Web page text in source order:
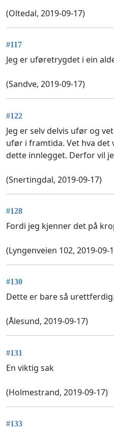
(Oltedal, 2019-09-17)
#117
Jeg er uføretrygdet i ein
(Sandve, 2019-09-17)
#122
Jeg er selv delvis ufør og
ufør i framtida. Vet hva det
dette innlegget. Derfor vil
(Snertingdal, 2019-09-17)
#128
Fordi jeg kjenner det på
(Lyngenveien 102, 2019-09-
#130
Dette er bare så
(Ålesund, 2019-09-17)
#131
En viktig sak
(Holmestrand, 2019-09-17)
#133